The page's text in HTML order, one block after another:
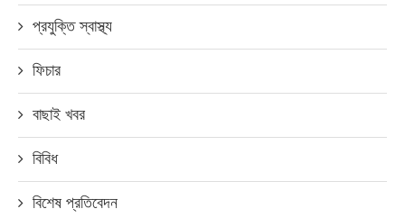
প্রযুক্তি স্বাস্থ্য
ফিচার
বাছাই খবর
বিবিধ
বিশেষ প্রতিবেদন